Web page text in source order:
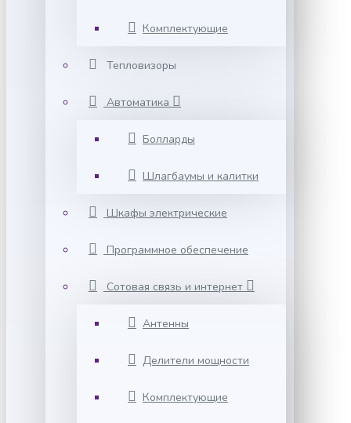
Комплектующие
Тепловизоры
Автоматика
Болларды
Шлагбаумы и калитки
Шкафы электрические
Программное обеспечение
Сотовая связь и интернет
Антенны
Делители мощности
Комплектующие